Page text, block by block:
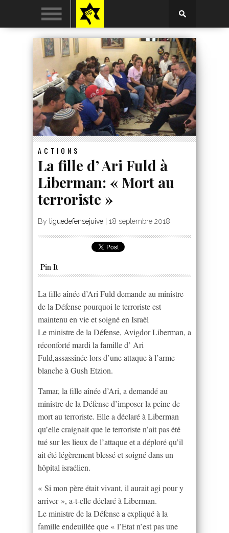
ACTIONS
La fille d’ Ari Fuld à
Liberman: « Mort au
terroriste »
By liguedefensejuive 18 septembre 2018
Pin It
La fille aînée d’Ari Fuld demande au ministre
de la Défense pourquoi le terroriste est
maintenu en vie et soigné en Israël
Le ministre de la Défense, Avigdor Liberman, a
réconforté mardi la famille d’ Ari
Fuld,assassinée lors d’une attaque à l’arme
blanche à Gush Etzion.
Tamar, la fille aînée d’Ari, a demandé au
ministre de la Défense d’imposer la peine de
mort au terroriste. Elle a déclaré à Liberman
qu’elle craignait que le terroriste n’ait pas été
tué sur les lieux de l’attaque et a déploré qu’il
ait été légèrement blessé et soigné dans un
hôpital israélien.
« Si mon père était vivant, il aurait agi pour y
arriver », a-t-elle déclaré à Liberman.
Le ministre de la Défense a expliqué à la
famille endeuillée que « l’Etat n’est pas une